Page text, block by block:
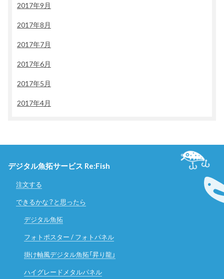
2017年9月
2017年8月
2017年7月
2017年6月
2017年5月
2017年4月
デジタル魚拓サービス Re:Fish
注文する
できるかな？と思ったら
デジタル魚拓
フォトポスター / フォトパネル
掛け軸風デジタル魚拓「昇り龍」
ハイグレードメタルパネル